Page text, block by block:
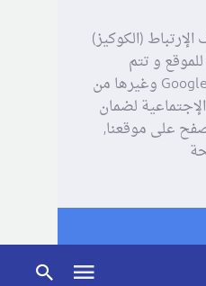
(الكوكيز)
و تتم
مشاركة بعض المعلومات مع Google وغيرها من
لضمان
على موقعنا,